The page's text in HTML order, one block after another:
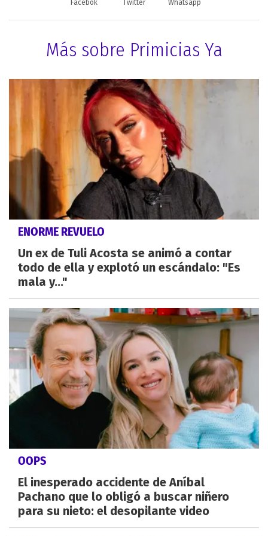
Facebok Twitter Whatsapp
Más sobre Primicias Ya
ENORME REVUELO
Un ex de Tuli Acosta se animó a contar
todo de ella y explotó un escándalo: "Es
mala y..."
OOPS
El inesperado accidente de Aníbal
Pachano que lo obligó a buscar niñero
para su nieto: el desopilante video